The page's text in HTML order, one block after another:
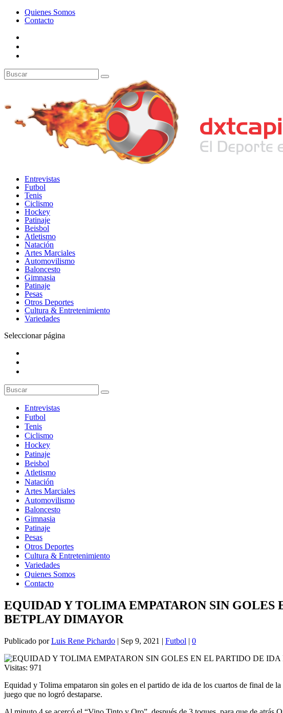
Quienes Somos
Contacto
Entrevistas
Futbol
Tenis
Ciclismo
Hockey
Patinaje
Beisbol
Atletismo
Natación
Artes Marciales
Automovilismo
Baloncesto
Gimnasia
Patinaje
Pesas
Otros Deportes
Cultura & Entretenimiento
Variedades
Seleccionar página
Entrevistas
Futbol
Tenis
Ciclismo
Hockey
Patinaje
Beisbol
Atletismo
Natación
Artes Marciales
Automovilismo
Baloncesto
Gimnasia
Patinaje
Pesas
Otros Deportes
Cultura & Entretenimiento
Variedades
Quienes Somos
Contacto
EQUIDAD Y TOLIMA EMPATARON SIN GOLES
BETPLAY DIMAYOR
Publicado porLuis Rene Pichardo | Sep 9, 2021 | Futbol | 0
Visitas: 971
Equidad y Tolima empataron sin goles en el partido de ida de los cuartos de final
juego que no logró destaparse.